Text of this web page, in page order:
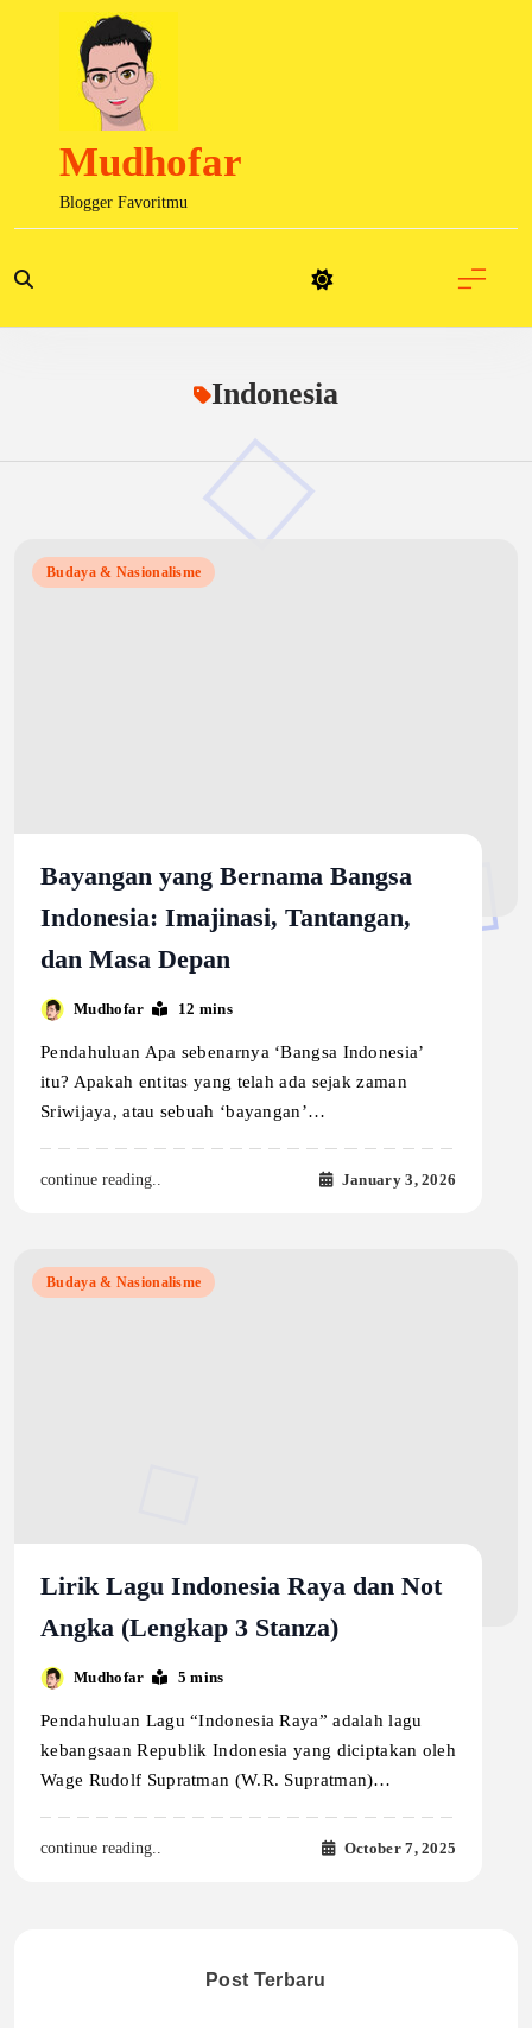
Mudhofar
Blogger Favoritmu
Indonesia
Budaya & Nasionalisme
Bayangan yang Bernama Bangsa
Indonesia: Imajinasi, Tantangan,
dan Masa Depan
Mudhofar 12 mins
Pendahuluan Apa sebenarnya ‘Bangsa Indonesia’
itu? Apakah entitas yang telah ada sejak zaman
Sriwijaya, atau sebuah ‘bayangan’…
continue reading.. January 3, 2026
Budaya & Nasionalisme
Lirik Lagu Indonesia Raya dan Not
Angka (Lengkap 3 Stanza)
Mudhofar 5 mins
Pendahuluan Lagu “Indonesia Raya” adalah lagu
kebangsaan Republik Indonesia yang diciptakan oleh
Wage Rudolf Supratman (W.R. Supratman)…
continue reading.. October 7, 2025
Post Terbaru